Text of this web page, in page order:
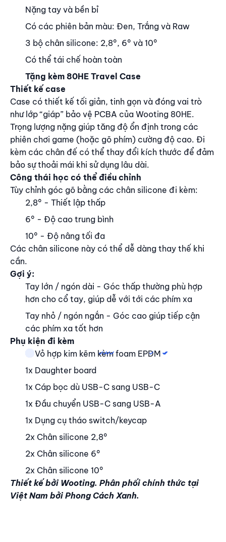
Nặng tay và bền bỉ
Có các phiên bản màu: Đen, Trắng và Raw
3 bộ chân silicone: 2,8°, 6° và 10°
Có thể tái chế hoàn toàn
Tặng kèm 80HE Travel Case
Thiết kế case
Case có thiết kế tối giản, tinh gọn và đóng vai trò
như lớp “giáp” bảo vệ PCBA của Wooting 80HE.
Trọng lượng nặng giúp tăng độ ổn định trong các
phiên chơi game (hoặc gõ phím) cường độ cao. Đi
kèm các chân đế có thể thay đổi kích thước để đảm
bảo sự thoải mái khi sử dụng lâu dài.
Công thái học có thể điều chỉnh
Tùy chỉnh góc gõ bằng các chân silicone đi kèm:
2,8° - Thiết lập thấp
6° - Độ cao trung bình
10° - Độ nâng tối đa
Các chân silicone này có thể dễ dàng thay thế khi
cần.
Gợi ý:
Tay lớn / ngón dài - Góc thấp thường phù hợp
hơn cho cổ tay, giúp dễ với tới các phím xa
Tay nhỏ / ngón ngắn - Góc cao giúp tiếp cận
các phím xa tốt hơn
Phụ kiện đi kèm
1x Vỏ hợp kim kẽm kèm foam EPDM
1x Daughter board
1x Cáp bọc dù USB-C sang USB-C
1x Đầu chuyển USB-C sang USB-A
1x Dụng cụ tháo switch/keycap
2x Chân silicone 2,8°
2x Chân silicone 6°
2x Chân silicone 10°
Thiết kế bởi Wooting. Phân phối chính thức tại
Việt Nam bởi Phong Cách Xanh.